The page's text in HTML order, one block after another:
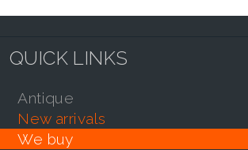
QUICK LINKS
antique
new arrivals
we buy